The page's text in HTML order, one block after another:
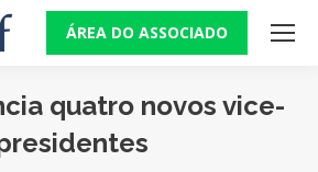
ÁREA DO ASSOCIADO
quatro novos vice-